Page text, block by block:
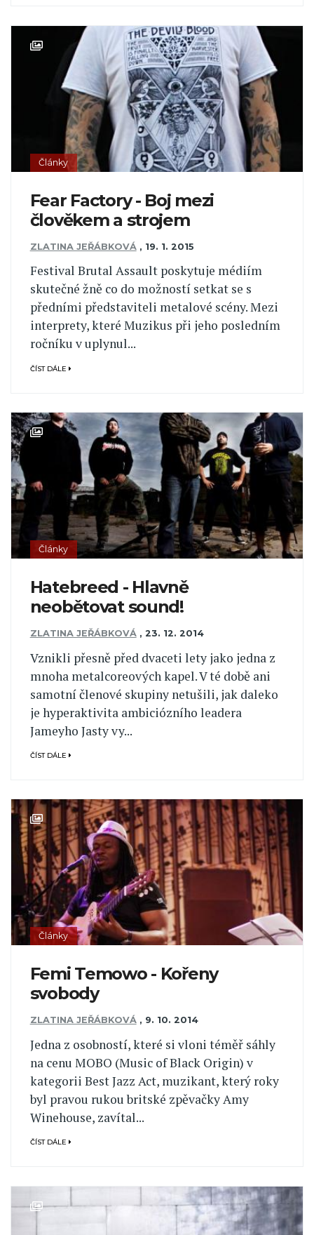
Články
Fear Factory - Boj mezi
člověkem a strojem
ZLATINA JEŘÁBKOVÁ , 19. 1. 2015
Festival Brutal Assault poskytuje médiím
skutečné žně co do možností setkat se s
předními představiteli metalové scény. Mezi
interprety, které Muzikus při jeho posledním
ročníku v uplynul...
ČÍST DÁLE
Články
Hatebreed - Hlavně
neobětovat sound!
ZLATINA JEŘÁBKOVÁ , 23. 12. 2014
Vznikli přesně před dvaceti lety jako jedna z
mnoha metalcoreových kapel. V té době ani
samotní členové skupiny netušili, jak daleko
je hyperaktivita ambiciózního leadera
Jameyho Jasty vy...
ČÍST DÁLE
Články
Femi Temowo - Kořeny
svobody
ZLATINA JEŘÁBKOVÁ , 9. 10. 2014
Jedna z osobností, které si vloni téměř sáhly
na cenu MOBO (Music of Black Origin) v
kategorii Best Jazz Act, muzikant, který roky
byl pravou rukou britské zpěvačky Amy
Winehouse, zavítal...
ČÍST DÁLE